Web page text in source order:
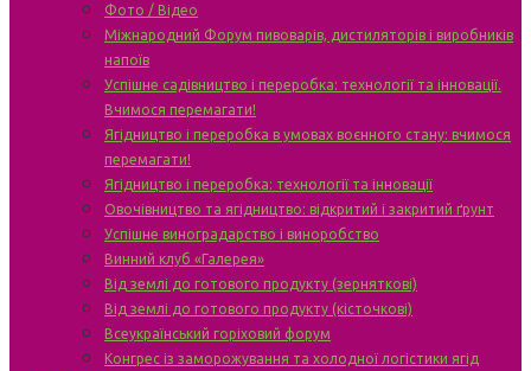
Фото / Відео
Міжнародний Форум пивоварів, дистиляторів і виробників
напоїв
Успішне садівництво і переробка: технології та інновації.
Вчимося перемагати!
Ягідництво і переробка в умовах воєнного стану: вчимося
перемагати!
Ягідництво і переробка: технології та інновації
Овочівництво та ягідництво: відкритий і закритий ґрунт
Успішне виноградарство і виноробство
Винний клуб «Галерея»
Від землі до готового продукту (зерняткові)
Від землі до готового продукту (кісточкові)
Всеукраїнський горіховий форум
Конгрес із заморожування та холодної логістики ягід